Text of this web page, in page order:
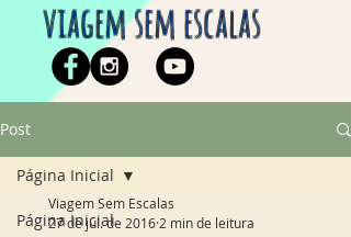
viagem sem escalas
Post
Página Inicial
Página Inicial
Viagem Sem Escalas
27 de jul. de 2016 2 min de leitura